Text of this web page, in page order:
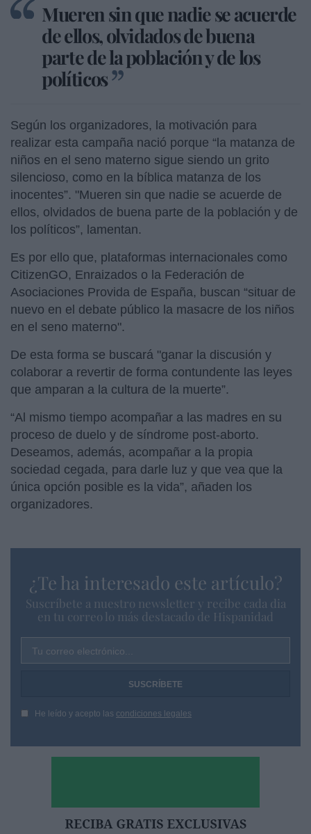
Mueren sin que nadie se acuerde
de ellos, olvidados de buena
parte de la población y de los
políticos
Según los organizadores, la motivación para
realizar esta campaña nació porque “la matanza de
niños en el seno materno sigue siendo un grito
silencioso, como en la bíblica matanza de los
inocentes”. "Mueren sin que nadie se acuerde de
ellos, olvidados de buena parte de la población y de
los políticos”, lamentan.
Es por ello que, plataformas internacionales como
CitizenGO, Enraizados o la Federación de
Asociaciones Provida de España, buscan “situar de
nuevo en el debate público la masacre de los niños
en el seno materno".
De esta forma se buscará "ganar la discusión y
colaborar a revertir de forma contundente las leyes
que amparan a la cultura de la muerte”.
“Al mismo tiempo acompañar a las madres en su
proceso de duelo y de síndrome post-aborto.
Deseamos, además, acompañar a la propia
sociedad cegada, para darle luz y que vea que la
única opción posible es la vida”, añaden los
organizadores.
¿Te ha interesado este artículo?
Suscríbete a nuestro newsletter y recibe cada dia
en tu correo lo más destacado de Hispanidad
Tu correo electrónico...
He leído y acepto las condiciones legales